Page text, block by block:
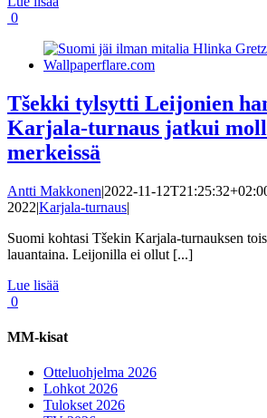
0
Tšekki tylsytti Leijonien
Karjala-turnaus jatkui
merkeissä
Antti Makkonen|2022-11-
2022|Karjala-turnaus|
Suomi kohtasi Tšekin Karjala-turnauksen
lauantaina. Leijonilla ei ollut [...]
Lue lisää
0
MM-kisat
Otteluohjelma 2026
Lohkot 2026
Tulokset 2026